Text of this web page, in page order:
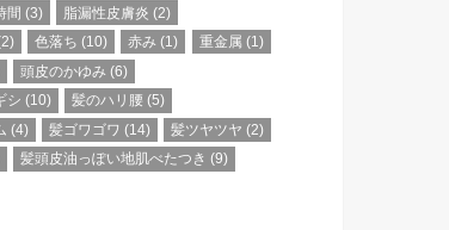
間 (3) 脂漏性皮膚炎 (2)
色落ち (10) 赤み (1) 重金属 (1)
頭皮のかゆみ (6)
シ (10) 髪のハリ腰 (5)
(4) 髪ゴワゴワ (14) 髪ツヤツヤ (2)
髪頭皮油っぽい地肌べたつき (9)